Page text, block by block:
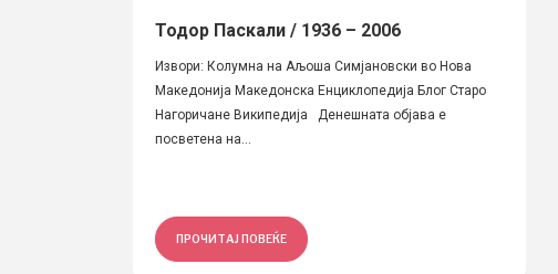
Тодор Паскали / 1936 – 2006
Извори: Колумна на Аљоша Симјановски во Нова
Македонија Македонска Енциклопедија Блог Старо
Нагоричане Википедија Денешната објава е
посветена на...
ПРОЧИТАЈ ПОВЕЌЕ